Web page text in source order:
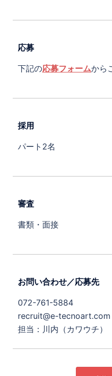
応募
下記の応募フォームから
採用
パート2名
審査
書類・面接
お問い合わせ／応募先
072-761-5884
recruit@e-tecnoart.com
担当：川内（カワウチ）